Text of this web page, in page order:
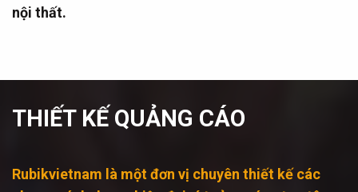
nội thất.
THIẾT KẾ QUẢNG CÁO
Rubikvietnam là một đơn vị chuyên thiết kế các